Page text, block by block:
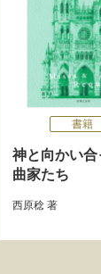
書籍
神と向かい合
曲家たち
西原稔 著